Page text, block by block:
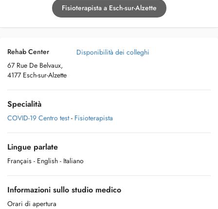
Fisioterapista a Esch-sur-Alzette
Rehab Center
67 Rue De Belvaux,
4177 Esch-sur-Alzette
Disponibilità dei colleghi
Specialità
COVID-19 Centro test - Fisioterapista
Lingue parlate
Français - English - Italiano
Informazioni sullo studio medico
Orari di apertura